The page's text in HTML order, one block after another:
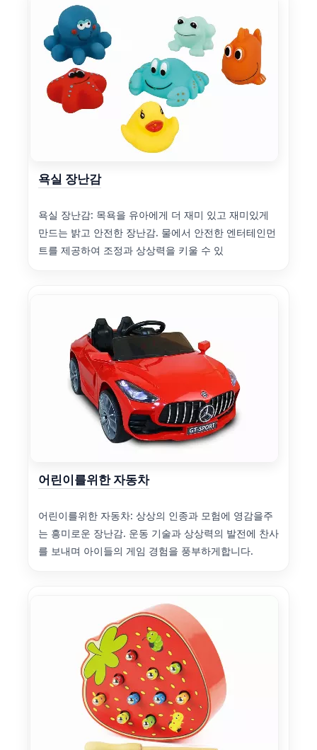
욕실 장난감
욕실 장난감: 목욕을 유아에게 더 재미 있고 재미있게
만드는 밝고 안전한 장난감. 물에서 안전한 엔터테인먼
트를 제공하여 조정과 상상력을 키울 수 있
어린이를위한 자동차
어린이를위한 자동차: 상상의 인종과 모험에 영감을주
는 흥미로운 장난감. 운동 기술과 상상력의 발전에 찬사
를 보내며 아이들의 게임 경험을 풍부하게합니다.